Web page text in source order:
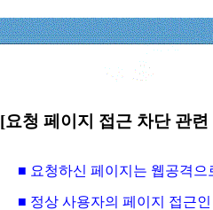
[요청 페이지 접근 차단 관
■ 요청하신 페이지는 웹공격
■ 정상 사용자의 페이지 접근